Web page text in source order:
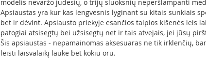
modelis nevaržo judesių, o trijų sluoksnių neperšlampanti
Apsiaustas yra kur kas lengvesnis lyginant su kitais sunkiais
bet ir dėvint. Apsiausto priekyje esančios talpios kišenės leis
patogiai atsisegtų bei užsisegtų net ir tais atvejais, jei jūsų
Šis apsiaustas - nepamainomas aksesuaras ne tik irklenčių,
leisti laisvalaikį lauke bet kokiu oru.